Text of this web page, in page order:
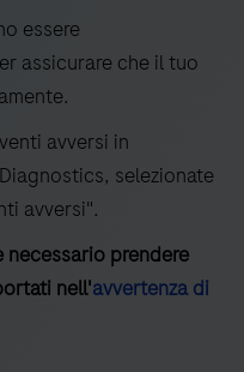
essere
assicurare che il tuo
avversi in
selezionate
avversi".
prendere
nell'avvertenza di